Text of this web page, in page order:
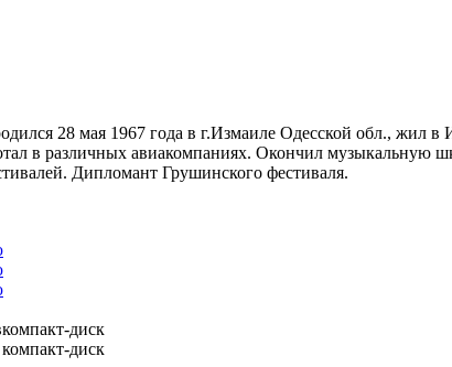
28 мая 1967 года в г.Измаиле Одесской обл., жил
в различных авиакомпаниях. Окончил музыкальную
Дипломант Грушинского фестиваля.
компакт-диск
компакт-диск